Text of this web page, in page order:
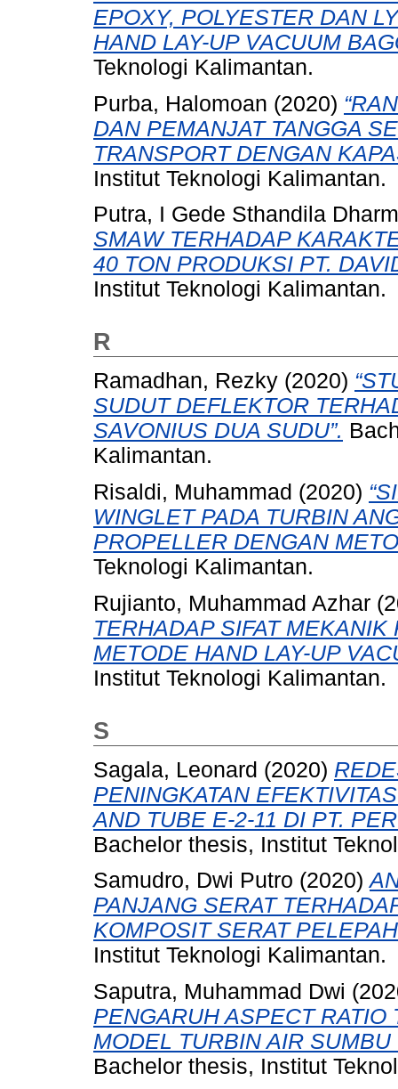
EPOXY, POLYESTER DAN
HAND LAY-UP VACUUM
Teknologi Kalimantan.
Purba, Halomoan (2020)
DAN PEMANJAT TANGGA
TRANSPORT DENGAN
Institut Teknologi Kalimantan.
Putra, I Gede Sthandila
SMAW TERHADAP
40 TON PRODUKSI PT.
Institut Teknologi Kalimantan.
R
Ramadhan, Rezky (2020)
SUDUT DEFLEKTOR
SAVONIUS DUA SUDU”.
Kalimantan.
Risaldi, Muhammad (2020)
WINGLET PADA TURBIN
PROPELLER DENGAN
Teknologi Kalimantan.
Rujianto, Muhammad Azhar
TERHADAP SIFAT
METODE HAND LAY-UP
Institut Teknologi Kalimantan.
S
Sagala, Leonard (2020)
PENINGKATAN
AND TUBE E-2-11 DI PT.
Bachelor thesis, Institut
Samudro, Dwi Putro (2020)
PANJANG SERAT
KOMPOSIT SERAT
Institut Teknologi Kalimantan.
Saputra, Muhammad Dwi
PENGARUH ASPECT
MODEL TURBIN AIR
Bachelor thesis, Institut